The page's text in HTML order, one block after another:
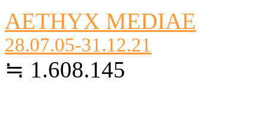
AETHYX MEDIAE
28.07.05-31.12.21
≒ 1.608.145